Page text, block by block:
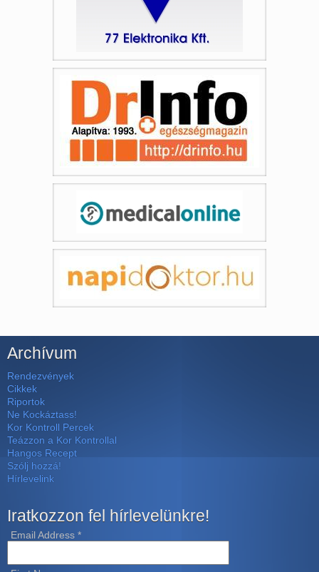
Archívum
Rendezvények
Cikkek
Riportok
Ne Kockáztass!
Kor Kontroll Percek
Teázzon a Kor Kontrollal
Hangos Recept
Szólj hozzá!
Hírlevelink
Iratkozzon fel hírlevelünkre!
Email Address *